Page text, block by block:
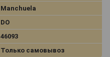
Manchuela
DO
46093
Только самовывоз